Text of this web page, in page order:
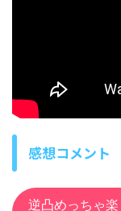
感想コメント
逆凸めっちゃ